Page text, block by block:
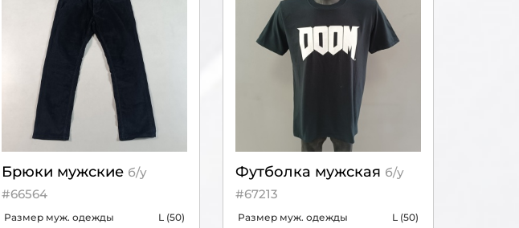
Брюки мужские б/у
#66564
Размер муж. одежды L (50)
Футболка мужская б/у
#67213
Размер муж. одежды L (50)